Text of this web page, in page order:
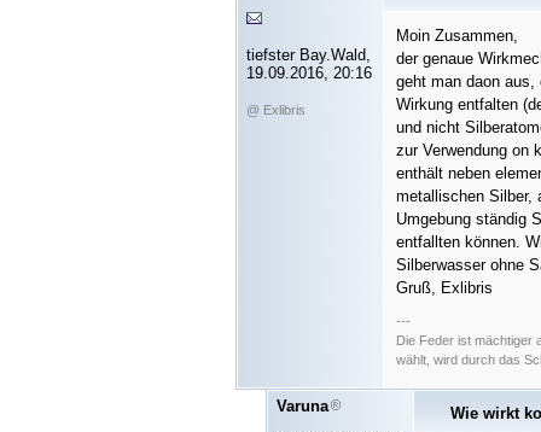
tiefster Bay.Wald,
19.09.2016, 20:16
@ Exlibris
Moin Zusammen,
der genaue
geht man daon
Wirkung entfalten
und nicht
zur Verwendung on
enthält neben
metallischen Silber,
Umgebung ständig
entfallten können.
Silberwasser ohne
Gruß, Exlibris
---
Die Feder ist mächtiger
wählt, wird durch das
Varuna
Wie wirkt